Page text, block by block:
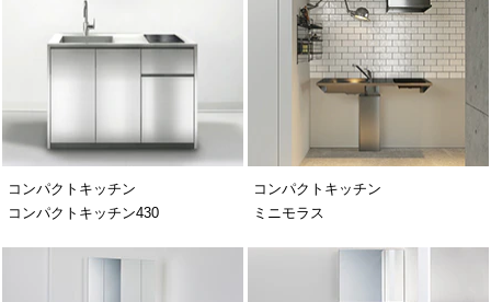
コンパクトキッチン
コンパクトキッチン430
コンパクトキッチン
ミニモラス